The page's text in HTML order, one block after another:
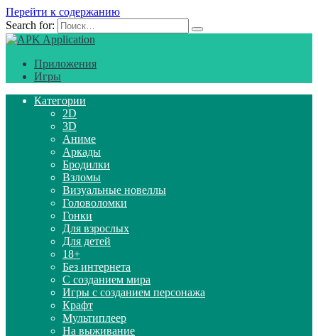
Перейти к содержанию
Search for:
Приложения
Игры
Категории
2D
3D
Аниме
Аркады
Бродилки
Взломы
Визуальные новеллы
Головоломки
Гонки
Для взрослых
Для детей
18+
Без интернета
С созданием мира
Игры с созданием персонажа
Крафт
Мультиплеер
На выживание